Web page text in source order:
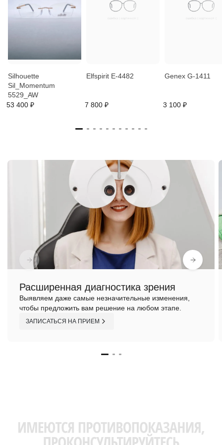
Silhouette
Sil_Momentum
5529_AW
53 400 ₽
Elfspirit E-4482
7 800 ₽
Genex G-1411
3 100 ₽
Расширенная диагностика зрения
Выявляем даже самые незначительные изменения,
чтобы предложить вам решение на любом этапе.
ЗАПИСАТЬСЯ НА ПРИЕМ